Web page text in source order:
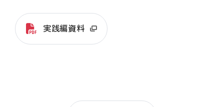
実践編資料